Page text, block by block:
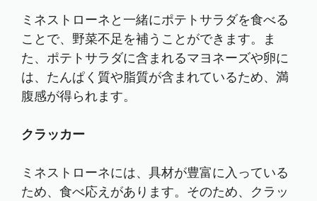
ミネストローネと一緒にポテトサラダを食べる
ことで、野菜不足を補うことができます。ま
た、ポテトサラダに含まれるマヨネーズや卵に
は、たんぱく質や脂質が含まれているため、満
腹感が得られます。
クラッカー
ミネストローネには、具材が豊富に入っている
ため、食べ応えがあります。そのため、クラッ